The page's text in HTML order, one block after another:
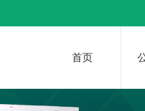
首页